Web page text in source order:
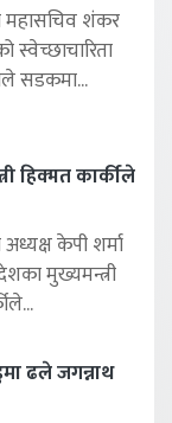
शंकर
सडकमा...
हिक्मत कार्कीले
केपी शर्मा
मुख्यमन्त्री
ढले जगन्नाथ